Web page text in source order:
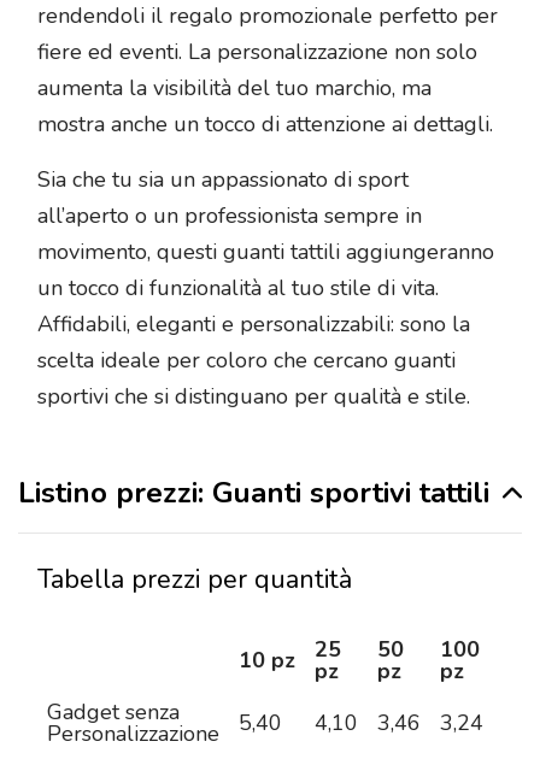
rendendoli il regalo promozionale perfetto per
fiere ed eventi. La personalizzazione non solo
aumenta la visibilità del tuo marchio, ma
mostra anche un tocco di attenzione ai dettagli.
Sia che tu sia un appassionato di sport
all’aperto o un professionista sempre in
movimento, questi guanti tattili aggiungeranno
un tocco di funzionalità al tuo stile di vita.
Affidabili, eleganti e personalizzabili: sono la
scelta ideale per coloro che cercano guanti
sportivi che si distinguano per qualità e stile.
Listino prezzi: Guanti sportivi tattili
Tabella prezzi per quantità
10 pz 25
pz
50
pz
100
pz
Gadget senza
Personalizzazione 5,40 4,10 3,46 3,24